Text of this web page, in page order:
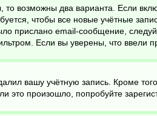
возможны два варианта. Если
чтобы все новые учётные
прислано email-сообщение,
Если вы уверены, что ввели
вашу учётную запись. Кроме
произошло, попробуйте